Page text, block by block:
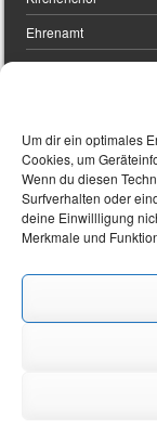
Um dir ein optimales
Cookies, um
Wenn du diesen
Surfverhalten oder
deine Einwillligung
Merkmale und
Ehrenamt
Stadtpfarrkirche
Friedhofskirche
Filialkirchen
Digitaler